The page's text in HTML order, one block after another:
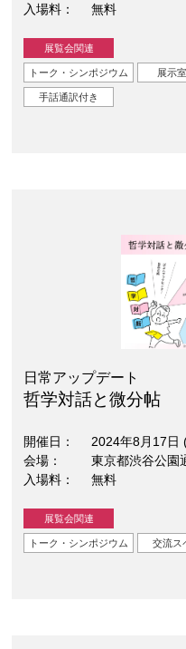
入場料
無料
展覧会関連
トーク・シンポジウム 展示
手話通訳付き
日常アップデート
哲学対話と微分帖
開催日
2024年8月17日
会場
東京都渋谷公園
入場料
無料
展覧会関連
トーク・シンポジウム 交流ス